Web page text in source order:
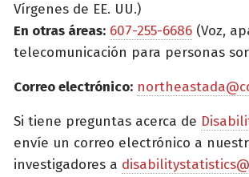
Vírgenes de EE. UU.)
En otras áreas: 607-255-6686 (Voz,
telecomunicación para personas
Correo electrónico:
Si tiene preguntas acerca de
envíe un correo electrónico a
investigadores a